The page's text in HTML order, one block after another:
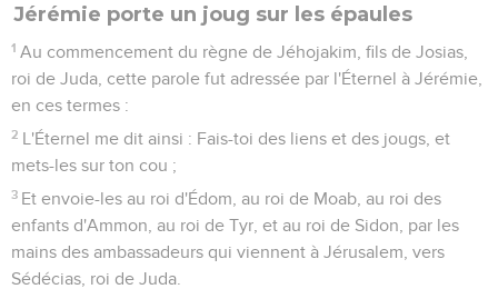
Jérémie porte un joug sur les épaules
1 Au commencement du règne de Jéhojakim, fils de Josias,
roi de Juda, cette parole fut adressée par l'Éternel à Jérémie,
en ces termes :
2 L'Éternel me dit ainsi : Fais-toi des liens et des jougs, et
mets-les sur ton cou ;
3 Et envoie-les au roi d'Édom, au roi de Moab, au roi des
enfants d'Ammon, au roi de Tyr, et au roi de Sidon, par les
mains des ambassadeurs qui viennent à Jérusalem, vers
Sédécias, roi de Juda.